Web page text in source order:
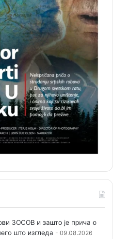
ЗОСОВ и зашто је прича о
што изгледа
09.08.2026